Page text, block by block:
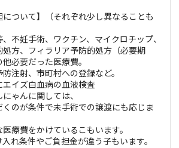
について】（それぞれ少し異なることも
不妊手術、ワクチン、マイクロチップ、
方、フィラリア予防的処方（必要期
必要だった医療費。
注射、市町村への登録など。
イズ白血病の血液検査
ゃんに関しては、
のが条件で未手術での譲渡にも応じま
療費をかけているこもいます。
れ条件やご負担金が違う子もいます。